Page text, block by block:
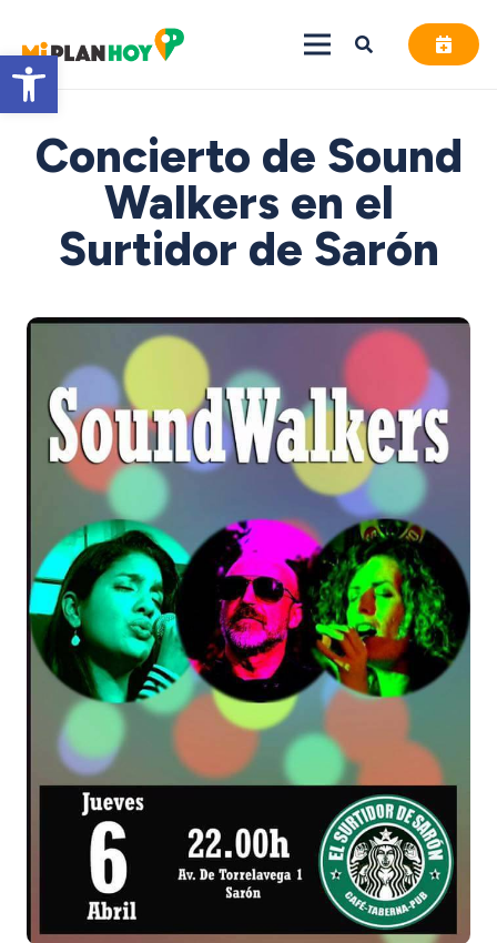
Abrir barra de herramientas
Concierto de Sound
Walkers en el
Surtidor de Sarón